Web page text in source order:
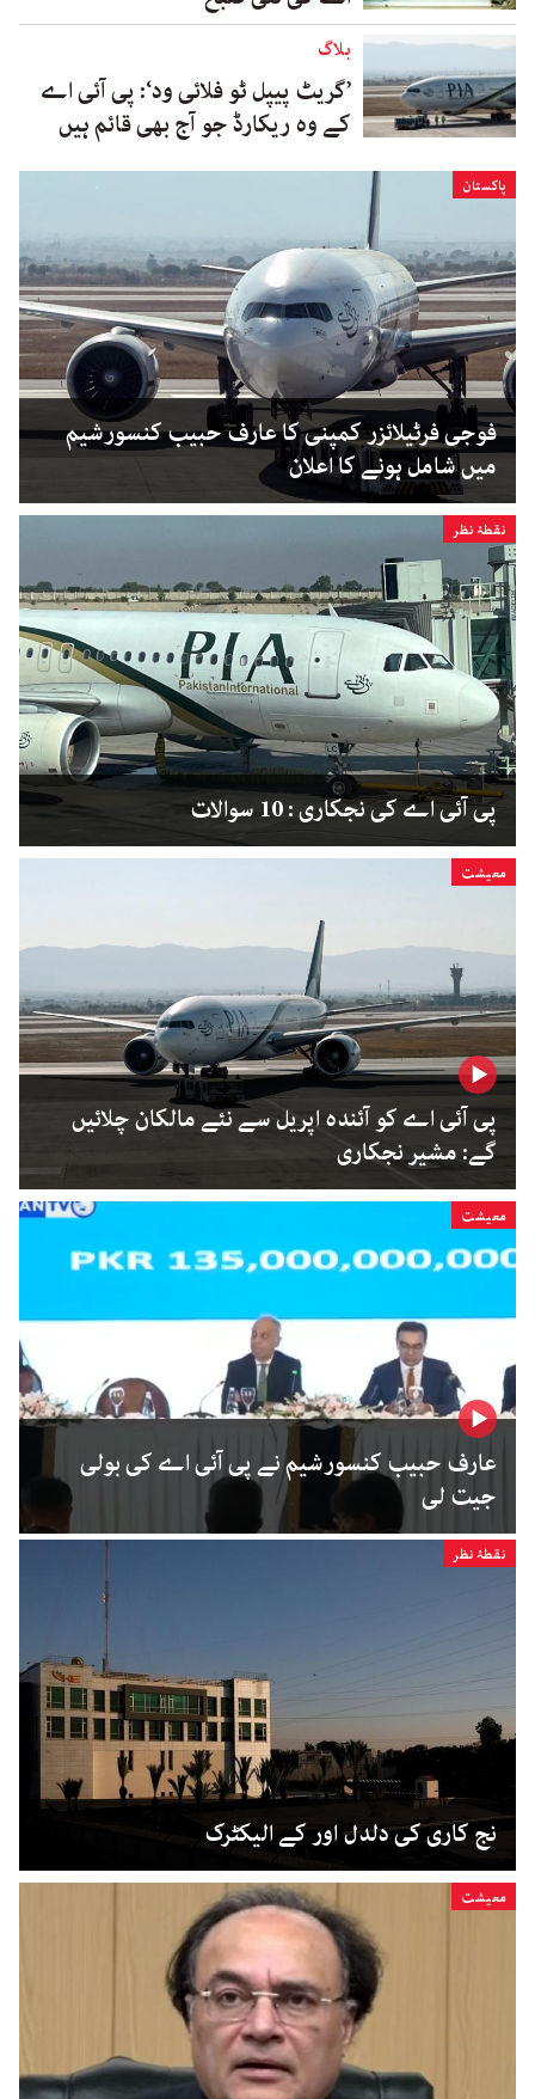
بلاگ
’گریٹ پیپل ٹو فلائی ود‘: پی آئی اے
کے وہ ریکارڈ جو آج بھی قائم ہیں
پاکستان
فوجی فرٹیلائزر کمپنی کا عارف حبیب کنسورشیم
میں شامل ہونے کا اعلان
نقطۂ نظر
پی آئی اے کی نجکاری : 10 سوالات
معیشت
پی آئی اے کو آئندہ اپریل سے نئے مالکان چلائیں
گے: مشیر نجکاری
معیشت
عارف حبیب کنسورشیم نے پی آئی اے کی بولی
جیت لی
نقطۂ نظر
نج کاری کی دلدل اور کے الیکٹرک
معیشت